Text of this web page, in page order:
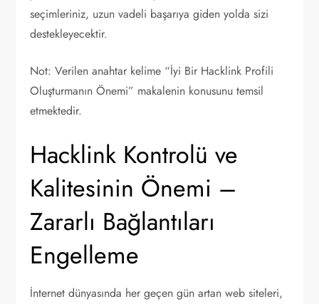
seçimleriniz, uzun vadeli başarıya giden yolda sizi
destekleyecektir.
Not: Verilen anahtar kelime “İyi Bir Hacklink Profili
Oluşturmanın Önemi” makalenin konusunu temsil
etmektedir.
Hacklink Kontrolü ve
Kalitesinin Önemi –
Zararlı Bağlantıları
Engelleme
İnternet dünyasında her geçen gün artan web siteleri,